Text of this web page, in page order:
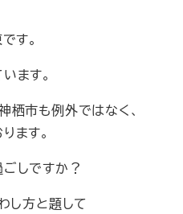
す。
ます。
栖市も例外ではなく、
ます。
しですか？
し方と題して